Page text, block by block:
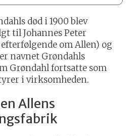
død i 1900 blev
til Johannes Peter
om Allen) og
navnet Grøndahls
Grøndahl fortsatte som
i virksomheden.
Allens